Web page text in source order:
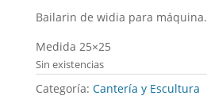
Bailarin de widia para máquina.
Medida 25×25
Sin existencias
Categoría: Cantería y Escultura